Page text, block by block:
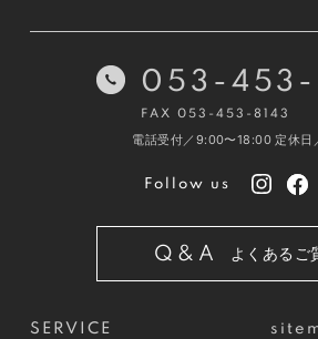
SERVICE
053-453-
FAX 053-453-8143
電話受付／9:00〜18:00 定休日
Follow us
Q&A よくあるご